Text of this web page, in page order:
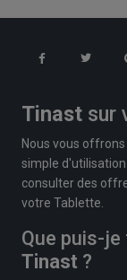
Tinast sur
Nous vous
simple
consulter des
votre Tablette.
Que puis-
Tinast ?